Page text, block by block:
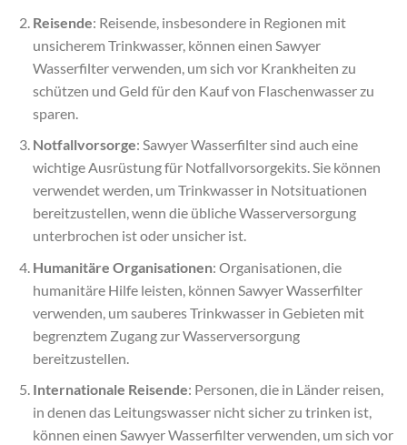
Reisende: Reisende, insbesondere in Regionen mit
unsicherem Trinkwasser, können einen Sawyer
Wasserfilter verwenden, um sich vor Krankheiten zu
schützen und Geld für den Kauf von Flaschenwasser zu
sparen.
Notfallvorsorge: Sawyer Wasserfilter sind auch eine
wichtige Ausrüstung für Notfallvorsorgekits. Sie können
verwendet werden, um Trinkwasser in Notsituationen
bereitzustellen, wenn die übliche Wasserversorgung
unterbrochen ist oder unsicher ist.
Humanitäre Organisationen: Organisationen, die
humanitäre Hilfe leisten, können Sawyer Wasserfilter
verwenden, um sauberes Trinkwasser in Gebieten mit
begrenztem Zugang zur Wasserversorgung
bereitzustellen.
Internationale Reisende: Personen, die in Länder reisen,
in denen das Leitungswasser nicht sicher zu trinken ist,
können einen Sawyer Wasserfilter verwenden, um sich vor